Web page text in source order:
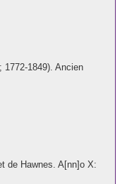
1772-1849). Ancien
de Hawnes. A[nn]o X: